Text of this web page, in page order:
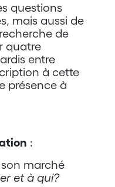
questions
mais aussi de
de
quatre
entre
à cette
présence à
:
son marché
et à qui?